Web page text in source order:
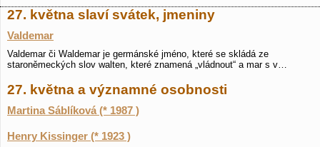
27. května slaví svátek, jmeniny
Valdemar
Valdemar či Waldemar je germánské jméno, které se skládá ze
staroněmeckých slov walten, které znamená „vládnout“ a mar s v…
27. května a významné osobnosti
Martina Sáblíková (* 1987 )
Henry Kissinger (* 1923 )